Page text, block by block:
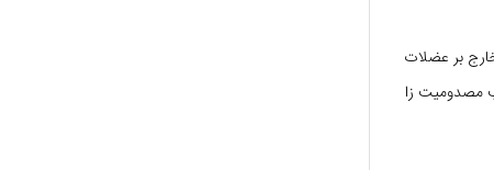
بر عضلات
مصدومیت زا